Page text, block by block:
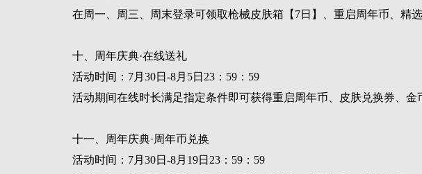
在周一、周三、周末登录可领取枪械皮肤箱【7日】、重启周年币、精
十、周年庆典·在线送礼
活动时间：7月30日-8月5日23：59：59
活动期间在线时长满足指定条件即可获得重启周年币、皮肤兑换券、金
十一、周年庆典·周年币兑换
活动时间：7月30日-8月19日23：59：59